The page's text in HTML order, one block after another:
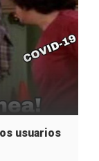
usuarios